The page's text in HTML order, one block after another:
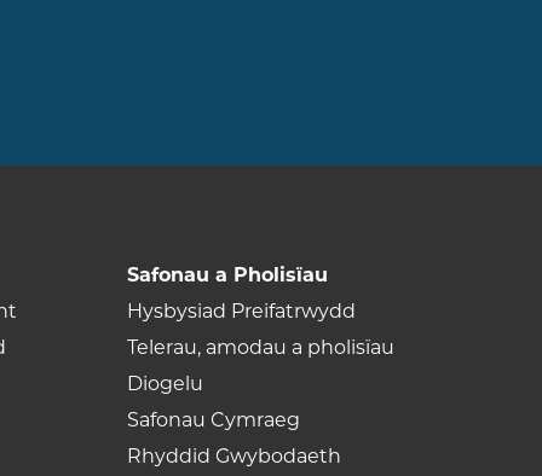
Safonau a Pholisïau
Hysbysiad Preifatrwydd
Telerau, amodau a pholisïau
Diogelu
Safonau Cymraeg
Rhyddid Gwybodaeth